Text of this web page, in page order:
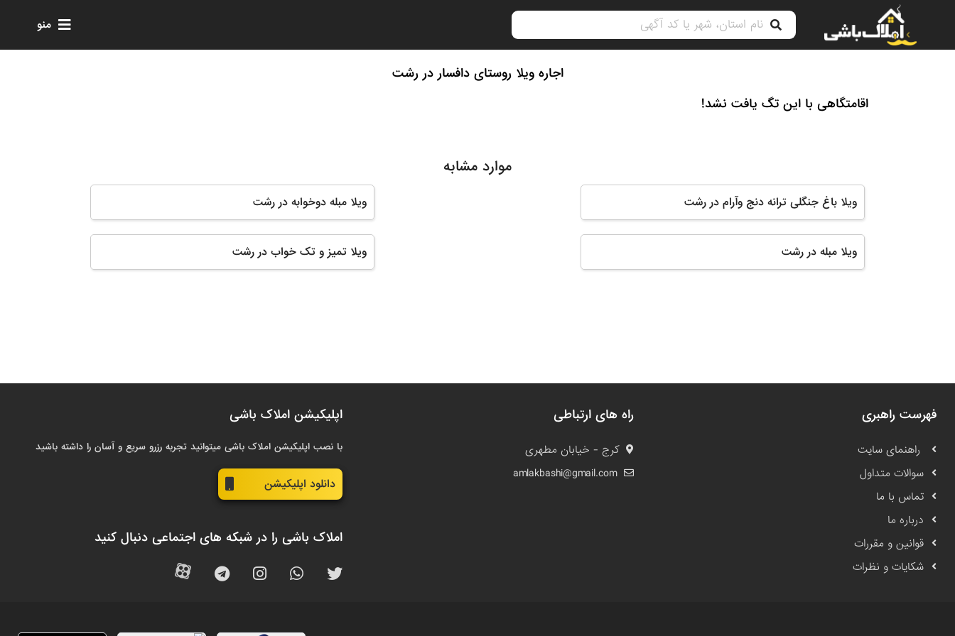
منو
اجاره ویلا روستای دافسار در رشت
اقامتگاهی با این تگ یافت نشد!
موارد مشابه
ویلا باغ جنگلی ترانه دنج وآرام در رشت ویلا مبله دوخوابه در رشت
ویلا مبله در رشت ویلا تمیز و تک خواب در رشت
فهرست راهبری
راهنمای سایت
سوالات متداول
تماس با ما
درباره ما
قوانین و مقررات
شکایات و نظرات
راه های ارتباطی
کرج - خیابان مطهری
amlakbashi@gmail.com
اپلیکیشن املاک باشی
با نصب اپلیکیشن املاک باشی میتوانید تجربه رزرو سریع و آسان را داشته باشید
دانلود اپلیکیشن
املاک باشی را در شبکه های اجتماعی دنبال کنید